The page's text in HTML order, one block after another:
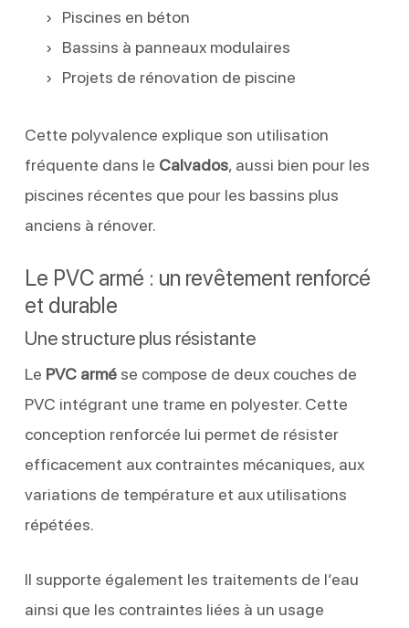
Piscines en béton
Bassins à panneaux modulaires
Projets de rénovation de piscine
Cette polyvalence explique son utilisation
fréquente dans le Calvados, aussi bien pour les
piscines récentes que pour les bassins plus
anciens à rénover.
Le PVC armé : un revêtement renforcé
et durable
Une structure plus résistante
Le PVC armése compose de deux couches de
PVC intégrant une trame en polyester. Cette
conception renforcée lui permet de résister
efficacement aux contraintes mécaniques, aux
variations de température et aux utilisations
répétées.
Il supporte également les traitements de l’eau
ainsi que les contraintes liées à un usage